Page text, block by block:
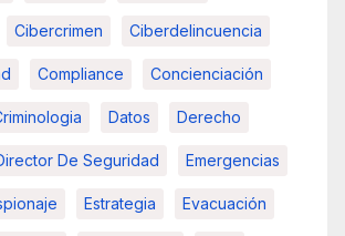
Cibercrimen Ciberdelincuencia
Compliance Concienciación
Datos Derecho
De Seguridad Emergencias
Estrategia Evacuación